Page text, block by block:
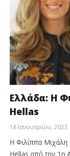
Ελλάδα: Η
Hellas
18 Ιανουαρίου, 2023
Η Φιλίππα Μιχάλη
Hellas από την 1η